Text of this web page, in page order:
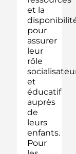
et la
pour
assurer
leur
rôle
et
éducatif
auprès
de
leurs
enfants.
Pour